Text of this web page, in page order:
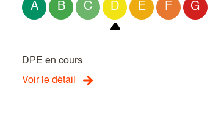
A B C D E F G
DPE en cours
Voir le détail